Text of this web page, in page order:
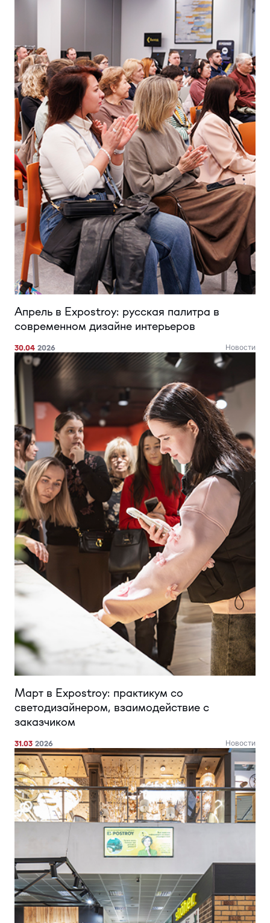
Апрель в Expostroy: русская палитра в
современном дизайне интерьеров
30.04 2026 Новости
Март в Expostroy: практикум со
светодизайнером, взаимодействие с
заказчиком
31.03 2026 Новости